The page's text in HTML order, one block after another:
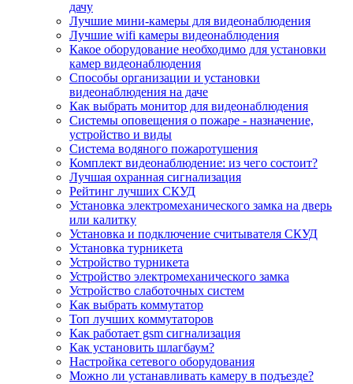
дачу
Лучшие мини-камеры для видеонаблюдения
Лучшие wifi камеры видеонаблюдения
Какое оборудование необходимо для установки
камер видеонаблюдения
Способы организации и установки
видеонаблюдения на даче
Как выбрать монитор для видеонаблюдения
Системы оповещения о пожаре - назначение,
устройство и виды
Система водяного пожаротушения
Комплект видеонаблюдение: из чего состоит?
Лучшая охранная сигнализация
Рейтинг лучших СКУД
Установка электромеханического замка на дверь
или калитку
Установка и подключение считывателя СКУД
Установка турникета
Устройство турникета
Устройство электромеханического замка
Устройство слаботочных систем
Как выбрать коммутатор
Топ лучших коммутаторов
Как работает gsm сигнализация
Как установить шлагбаум?
Настройка сетевого оборудования
Можно ли устанавливать камеру в подъезде?